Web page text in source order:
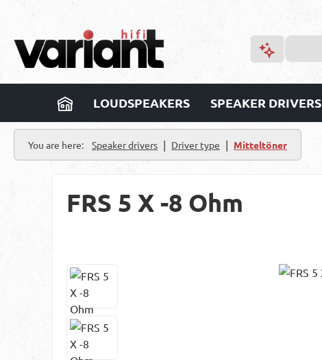
LOUDSPEAKERS SPEAKER DRIVERS
You are here: Speaker drivers | Driver type | Mitteltöner
FRS 5 X -8 Ohm
Skip image gallery